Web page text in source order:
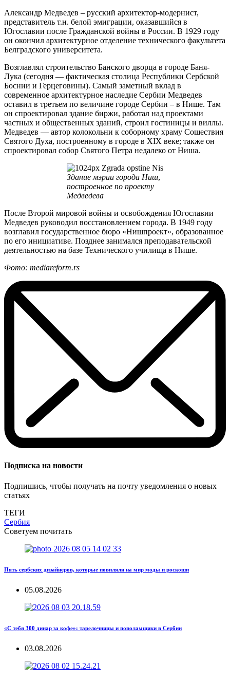
Александр Медведев – русский архитектор-модернист,
представитель т.н. белой эмиграции, оказавшийся в
Югославии после Гражданской войны в России. В 1929 году
он окончил архитектурное отделение технического факультета
Белградского университета.
Возглавлял строительство Банского дворца в городе Баня-
Лука (сегодня — фактическая столица Республики Сербской
Боснии и Герцеговины). Самый заметный вклад в
современное архитектурное наследие Сербии Медведев
оставил в третьем по величине городе Сербии – в Нише. Там
он спроектировал здание биржи, работал над проектами
частных и общественных зданий, строил гостиницы и виллы.
Медведев — автор колокольни к соборному храму Сошествия
Святого Духа, построенному в городе в XIX веке; также он
спроектировал собор Святого Петра недалеко от Ниша.
Здание мэрии города Ниш,
построенное по проекту
Медведева
После Второй мировой войны и освобождения Югославии
Медведев руководил восстановлением города. В 1949 году
возглавил государственное бюро «Нишпроект», образованное
по его инициативе. Позднее занимался преподавательской
деятельностью на базе Технического училища в Нише.
Фото: mediareform.rs
Подписка на новости
Подпишись, чтобы получать на почту уведомления о новых
статьях
ТЕГИ
Сербия
Советуем почитать
Пять сербских дизайнеров, которые повиляли на мир моды и роскоши
05.08.2026
«С тебя 300 динар за кофе»: тарелочницы и пополамщики в Сербии
03.08.2026